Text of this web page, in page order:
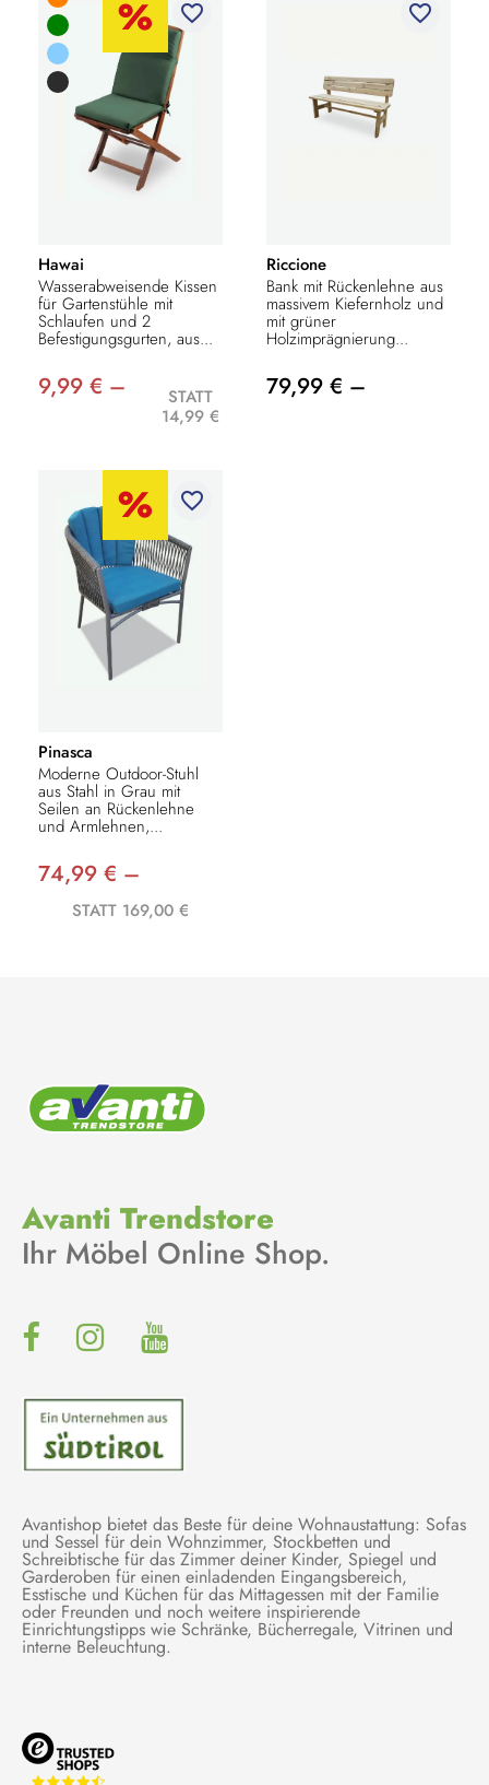
favorite_border
Hawai
Wasserabweisende Kissen
für Gartenstühle mit
Schlaufen und 2
Befestigungsgurten, aus...
9,99 € –
STATT
14,99 €
favorite_border
Riccione
Bank mit Rückenlehne aus
massivem Kiefernholz und
mit grüner
Holzimprägnierung...
79,99 € –
favorite_border
Pinasca
Moderne Outdoor-Stuhl
aus Stahl in Grau mit
Seilen an Rückenlehne
und Armlehnen,...
74,99 € –
STATT 169,00 €
Avanti Trendstore
Ihr Möbel Online Shop.
Avantishop bietet das Beste für deine Wohnaustattung: Sofas
und Sessel für dein Wohnzimmer, Stockbetten und
Schreibtische für das Zimmer deiner Kinder, Spiegel und
Garderoben für einen einladenden Eingangsbereich,
Esstische und Küchen für das Mittagessen mit der Familie
oder Freunden und noch weitere inspirierende
Einrichtungstipps wie Schränke, Bücherregale, Vitrinen und
interne Beleuchtung.